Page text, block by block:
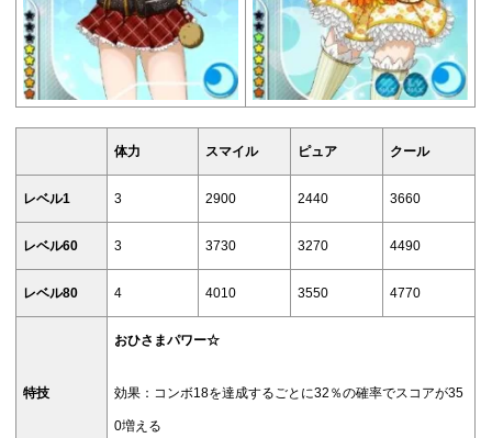
体力 スマイル ピュア クール
レベル1 3 2900 2440 3660
レベル60 3 3730 3270 4490
レベル80 4 4010 3550 4770
特技
おひさまパワー☆
効果：コンボ18を達成するごとに32％の確率でスコアが35
0増える